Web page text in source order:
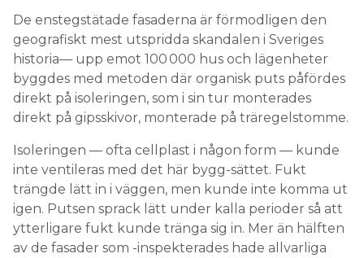
De enstegstätade fasaderna är förmodligen den
geografiskt mest utspridda skandalen i Sveriges
historia— upp emot 100 000 hus och lägenheter
byggdes med metoden där organisk puts påfördes
direkt på isoleringen, som i sin tur monterades
direkt på gipsskivor, monterade på träregelstomme.
Isoleringen — ofta cellplast i någon form — kunde
inte ventileras med det här bygg-sättet. Fukt
trängde lätt in i väggen, men kunde inte komma ut
igen. Putsen sprack lätt under kalla perioder så att
ytterligare fukt kunde tränga sig in. Mer än hälften
av de fasader som -inspekterades hade allvarliga